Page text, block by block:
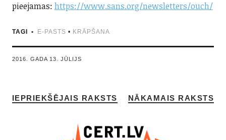
pieejamas: https://www.sans.org/newsletters/ouch/
TAGI E-PASTS • KRĀPŠANA
2016. GADA 13. JŪLIJS
IEPRIEKŠĒJAIS RAKSTS NĀKAMAIS RAKSTS